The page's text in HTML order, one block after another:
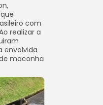
com
realizar a
envolvida
maconha